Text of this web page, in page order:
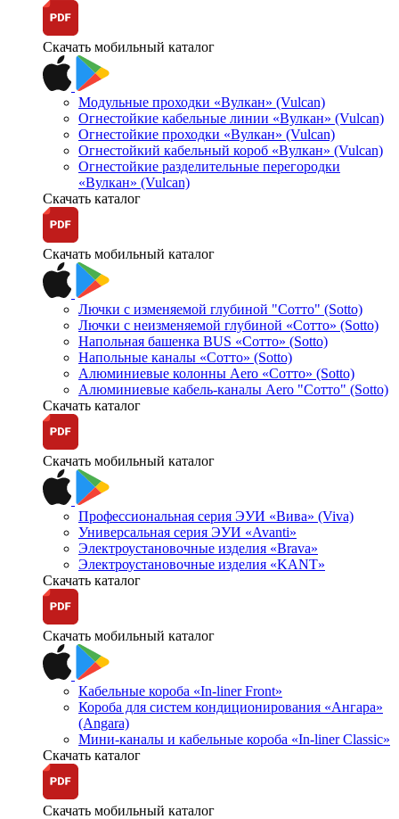
Скачать мобильный каталог
Модульные проходки «Вулкан» (Vulcan)
Огнестойкие кабельные линии «Вулкан» (Vulcan)
Огнестойкие проходки «Вулкан» (Vulcan)
Огнестойкий кабельный короб «Вулкан» (Vulcan)
Огнестойкие разделительные перегородки
«Вулкан» (Vulcan)
Скачать каталог
Скачать мобильный каталог
Лючки с изменяемой глубиной "Сотто" (Sotto)
Лючки с неизменяемой глубиной «Сотто» (Sotto)
Напольная башенка BUS «Сотто» (Sotto)
Напольные каналы «Сотто» (Sotto)
Алюминиевые колонны Aero «Сотто» (Sotto)
Алюминиевые кабель-каналы Aero "Сотто" (Sotto)
Скачать каталог
Скачать мобильный каталог
Профессиональная серия ЭУИ «Вива» (Viva)
Универсальная серия ЭУИ «Avanti»
Электроустановочные изделия «Brava»
Электроустановочные изделия «KANT»
Скачать каталог
Скачать мобильный каталог
Кабельные короба «In-liner Front»
Короба для систем кондиционирования «Ангара»
(Angara)
Мини-каналы и кабельные короба «In-liner Classic»
Скачать каталог
Скачать мобильный каталог